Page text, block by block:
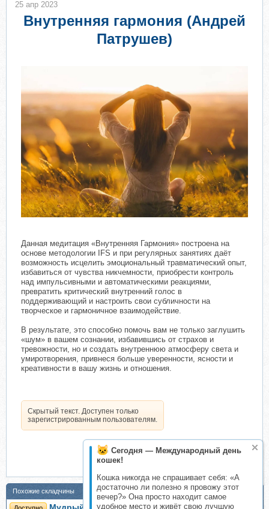
Сегодня — Международный день
кошек!
Кошка никогда не спрашивает себя: «А
достаточно ли полезно я провожу этот
вечер?» Она просто находит самое
удобное место и живёт свою лучшую
Внутренняя гармония (Андрей
Патрушев)
Данная медитация «Внутренняя Гармония» построена на
основе методологии IFS и при регулярных занятиях даёт
возможность исцелить эмоциональный травматический опыт,
избавиться от чувства никчемности, приобрести контроль
над импульсивными и автоматическими реакциями,
превратить критический внутренний голос в
поддерживающий и настроить свои субличности на
творческое и гармоничное взаимодействие.
В результате, это способно помочь вам не только заглушить
«шум» в вашем сознании, избавившись от страхов и
тревожности, но и создать внутреннюю атмосферу света и
умиротворения, привнеся больше уверенности, ясности и
креативности в вашу жизнь и отношения.
Скрытый текст. Доступен только
зарегистрированным пользователям.
25 апр 2023
Похожие складчины